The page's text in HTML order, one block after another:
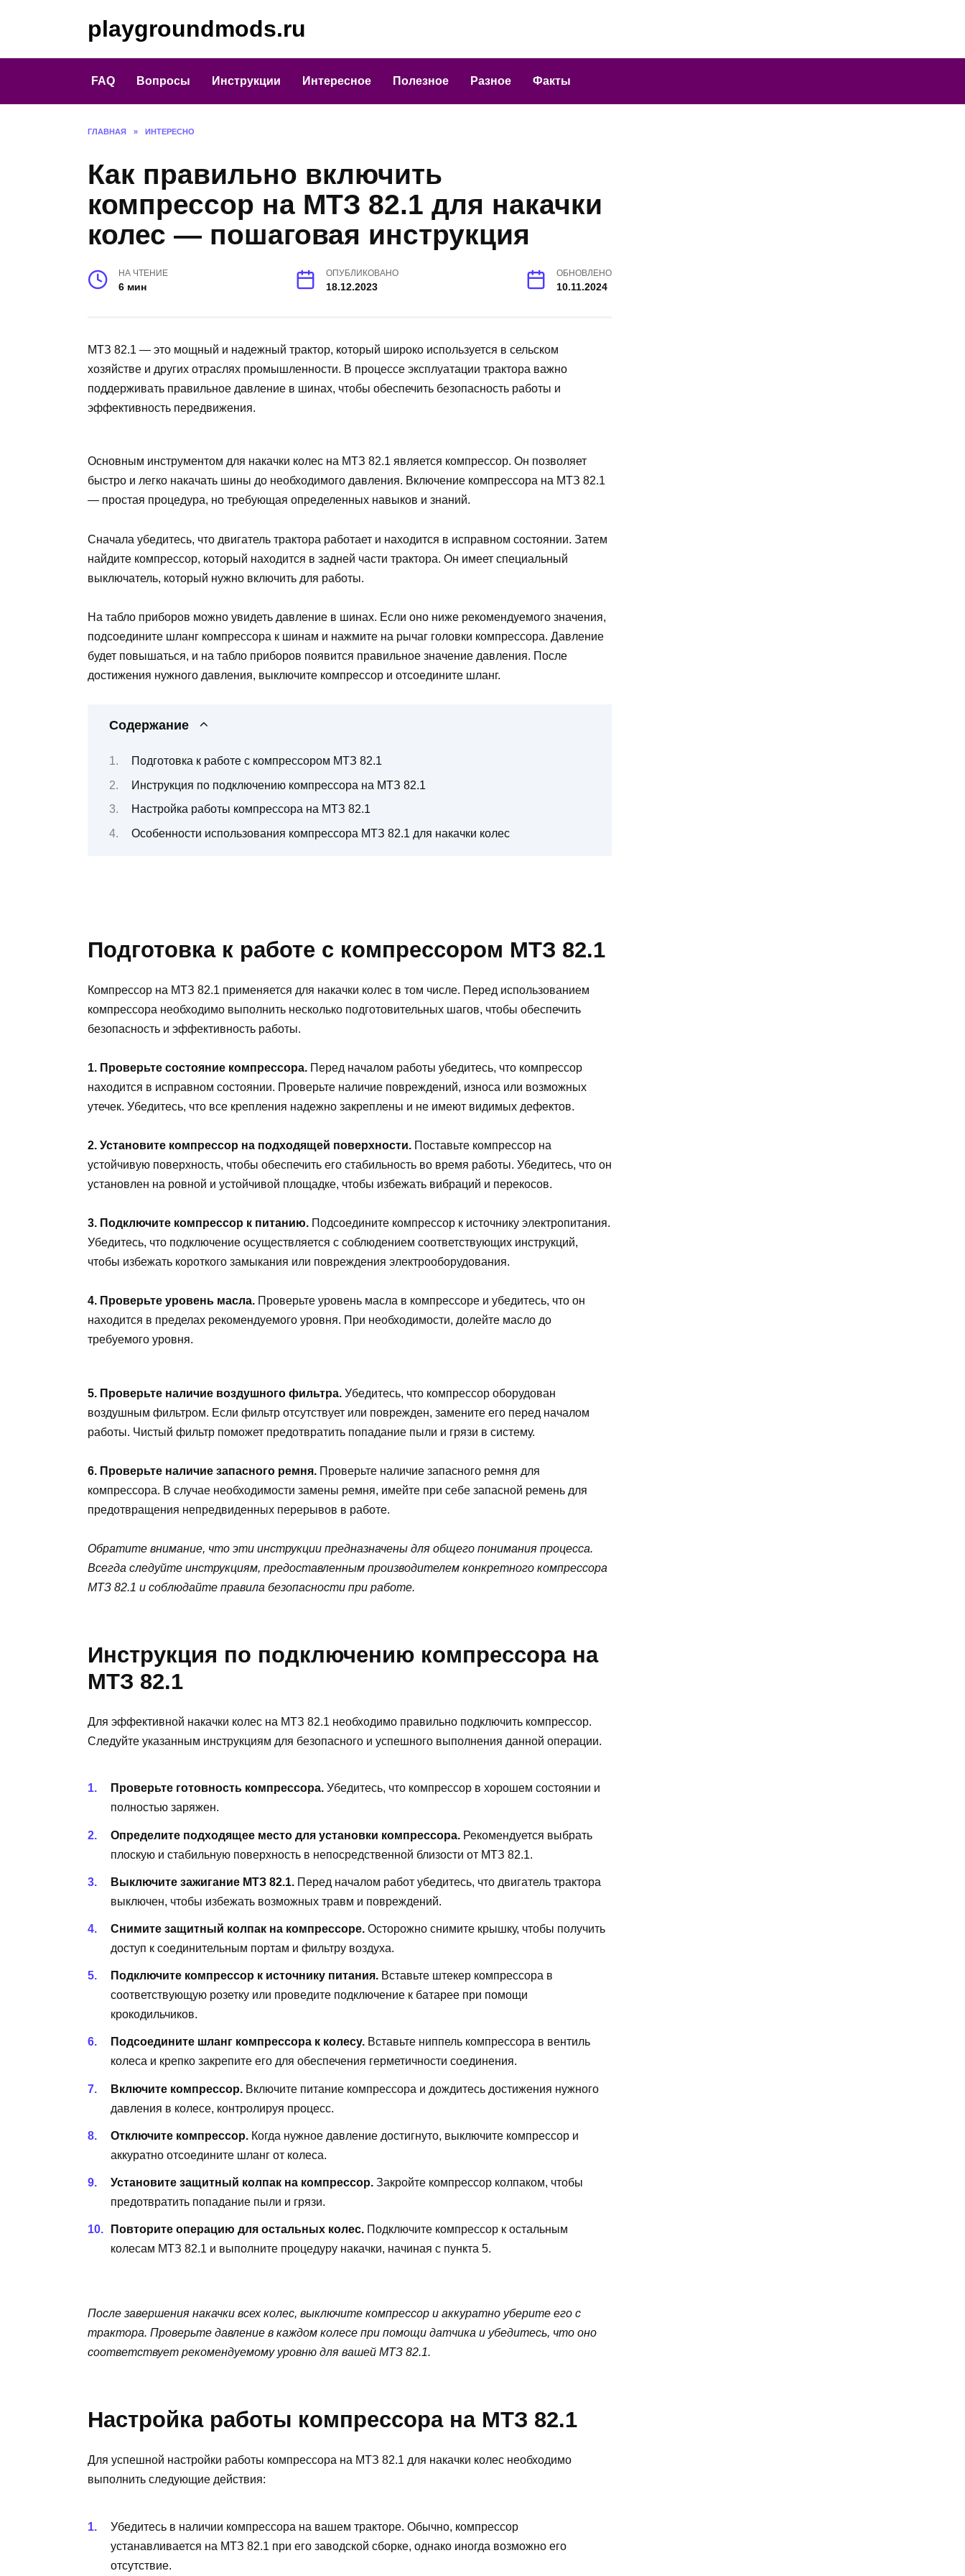
playgroundmods.ru
FAQ Вопросы Инструкции Интересное Полезное Разное Факты
ГЛАВНАЯ » ИНТЕРЕСНО
Как правильно включить
компрессор на МТЗ 82.1 для накачки
колес — пошаговая инструкция
НА ЧТЕНИЕ
6 мин
ОПУБЛИКОВАНО
18.12.2023
ОБНОВЛЕНО
10.11.2024
МТЗ 82.1 — это мощный и надежный трактор, который широко используется в сельском
хозяйстве и других отраслях промышленности. В процессе эксплуатации трактора важно
поддерживать правильное давление в шинах, чтобы обеспечить безопасность работы и
эффективность передвижения.
Основным инструментом для накачки колес на МТЗ 82.1 является компрессор. Он позволяет
быстро и легко накачать шины до необходимого давления. Включение компрессора на МТЗ 82.1
— простая процедура, но требующая определенных навыков и знаний.
Сначала убедитесь, что двигатель трактора работает и находится в исправном состоянии. Затем
найдите компрессор, который находится в задней части трактора. Он имеет специальный
выключатель, который нужно включить для работы.
На табло приборов можно увидеть давление в шинах. Если оно ниже рекомендуемого значения,
подсоедините шланг компрессора к шинам и нажмите на рычаг головки компрессора. Давление
будет повышаться, и на табло приборов появится правильное значение давления. После
достижения нужного давления, выключите компрессор и отсоедините шланг.
Содержание
Подготовка к работе с компрессором МТЗ 82.1
Инструкция по подключению компрессора на МТЗ 82.1
Настройка работы компрессора на МТЗ 82.1
Особенности использования компрессора МТЗ 82.1 для накачки колес
Подготовка к работе с компрессором МТЗ 82.1
Компрессор на МТЗ 82.1 применяется для накачки колес в том числе. Перед использованием
компрессора необходимо выполнить несколько подготовительных шагов, чтобы обеспечить
безопасность и эффективность работы.
1. Проверьте состояние компрессора. Перед началом работы убедитесь, что компрессор
находится в исправном состоянии. Проверьте наличие повреждений, износа или возможных
утечек. Убедитесь, что все крепления надежно закреплены и не имеют видимых дефектов.
2. Установите компрессор на подходящей поверхности. Поставьте компрессор на
устойчивую поверхность, чтобы обеспечить его стабильность во время работы. Убедитесь, что он
установлен на ровной и устойчивой площадке, чтобы избежать вибраций и перекосов.
3. Подключите компрессор к питанию. Подсоедините компрессор к источнику электропитания.
Убедитесь, что подключение осуществляется с соблюдением соответствующих инструкций,
чтобы избежать короткого замыкания или повреждения электрооборудования.
4. Проверьте уровень масла. Проверьте уровень масла в компрессоре и убедитесь, что он
находится в пределах рекомендуемого уровня. При необходимости, долейте масло до
требуемого уровня.
5. Проверьте наличие воздушного фильтра. Убедитесь, что компрессор оборудован
воздушным фильтром. Если фильтр отсутствует или поврежден, замените его перед началом
работы. Чистый фильтр поможет предотвратить попадание пыли и грязи в систему.
6. Проверьте наличие запасного ремня. Проверьте наличие запасного ремня для
компрессора. В случае необходимости замены ремня, имейте при себе запасной ремень для
предотвращения непредвиденных перерывов в работе.
Обратите внимание, что эти инструкции предназначены для общего понимания процесса.
Всегда следуйте инструкциям, предоставленным производителем конкретного компрессора
МТЗ 82.1 и соблюдайте правила безопасности при работе.
Инструкция по подключению компрессора на
МТЗ 82.1
Для эффективной накачки колес на МТЗ 82.1 необходимо правильно подключить компрессор.
Следуйте указанным инструкциям для безопасного и успешного выполнения данной операции.
Проверьте готовность компрессора. Убедитесь, что компрессор в хорошем состоянии и
полностью заряжен.
Определите подходящее место для установки компрессора. Рекомендуется выбрать
плоскую и стабильную поверхность в непосредственной близости от МТЗ 82.1.
Выключите зажигание МТЗ 82.1. Перед началом работ убедитесь, что двигатель трактора
выключен, чтобы избежать возможных травм и повреждений.
Снимите защитный колпак на компрессоре. Осторожно снимите крышку, чтобы получить
доступ к соединительным портам и фильтру воздуха.
Подключите компрессор к источнику питания. Вставьте штекер компрессора в
соответствующую розетку или проведите подключение к батарее при помощи
крокодильчиков.
Подсоедините шланг компрессора к колесу. Вставьте ниппель компрессора в вентиль
колеса и крепко закрепите его для обеспечения герметичности соединения.
Включите компрессор. Включите питание компрессора и дождитесь достижения нужного
давления в колесе, контролируя процесс.
Отключите компрессор. Когда нужное давление достигнуто, выключите компрессор и
аккуратно отсоедините шланг от колеса.
Установите защитный колпак на компрессор. Закройте компрессор колпаком, чтобы
предотвратить попадание пыли и грязи.
Повторите операцию для остальных колес. Подключите компрессор к остальным
колесам МТЗ 82.1 и выполните процедуру накачки, начиная с пункта 5.
После завершения накачки всех колес, выключите компрессор и аккуратно уберите его с
трактора. Проверьте давление в каждом колесе при помощи датчика и убедитесь, что оно
соответствует рекомендуемому уровню для вашей МТЗ 82.1.
Настройка работы компрессора на МТЗ 82.1
Для успешной настройки работы компрессора на МТЗ 82.1 для накачки колес необходимо
выполнить следующие действия:
Убедитесь в наличии компрессора на вашем тракторе. Обычно, компрессор
устанавливается на МТЗ 82.1 при его заводской сборке, однако иногда возможно его
отсутствие.